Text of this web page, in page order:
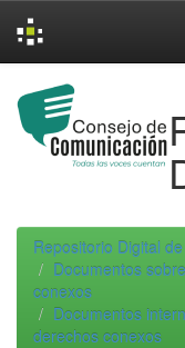
navigation
Repositorio Digital
Documentos
conexos
Documentos
derechos conexos